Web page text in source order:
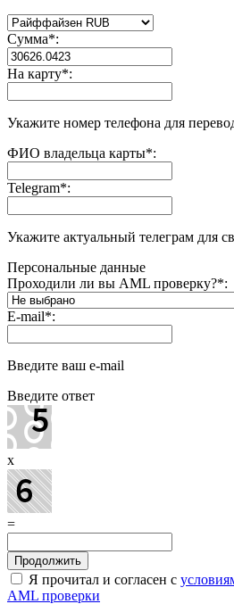
Сумма*:
На карту*:
Укажите номер телефона для
ФИО владельца карты*:
Telegram*:
Укажите актуальный телеграм для
Персональные данные
Проходили ли вы AML проверку?*:
E-mail*:
Введите ваш e-mail
Введите ответ
x
=
Я прочитал и согласен с
AML проверки